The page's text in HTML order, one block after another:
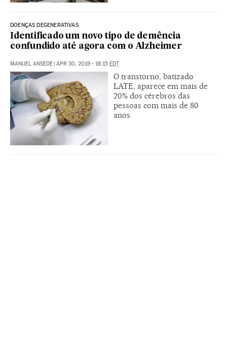
DOENÇAS DEGENERATIVAS
Identificado um novo tipo de demência
confundido até agora com o Alzheimer
MANUEL ANSEDE | APR 30, 2019 - 16:15 EDT
O transtorno, batizado
LATE, aparece em mais de
20% dos cérebros das
pessoas com mais de 80
anos